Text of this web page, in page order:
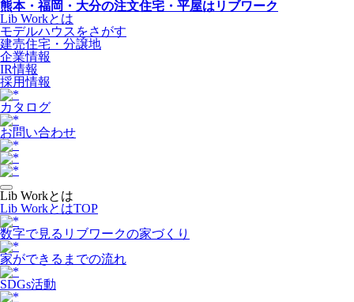
熊本・福岡・大分の注文住宅・平屋はリブワーク
Lib Workとは
モデルハウスをさがす
建売住宅・分譲地
企業情報
IR情報
採用情報
カタログ
お問い合わせ
Lib Workとは
Lib WorkとはTOP
数字で⾒るリブワークの家づくり
家ができるまでの流れ
SDGs活動